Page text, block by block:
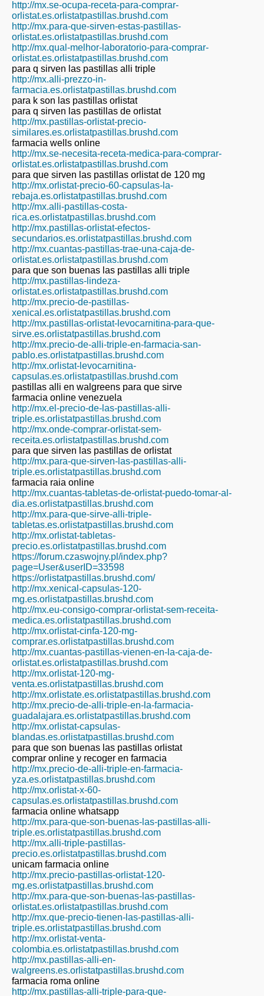
http://mx.se-ocupa-receta-para-comprar-
orlistat.es.orlistatpastillas.brushd.com
http://mx.para-que-sirven-estas-pastillas-
orlistat.es.orlistatpastillas.brushd.com
http://mx.qual-melhor-laboratorio-para-comprar-
orlistat.es.orlistatpastillas.brushd.com
para q sirven las pastillas alli triple
http://mx.alli-prezzo-in-
farmacia.es.orlistatpastillas.brushd.com
para k son las pastillas orlistat
para q sirven las pastillas de orlistat
http://mx.pastillas-orlistat-precio-
similares.es.orlistatpastillas.brushd.com
farmacia wells online
http://mx.se-necesita-receta-medica-para-comprar-
orlistat.es.orlistatpastillas.brushd.com
para que sirven las pastillas orlistat de 120 mg
http://mx.orlistat-precio-60-capsulas-la-
rebaja.es.orlistatpastillas.brushd.com
http://mx.alli-pastillas-costa-
rica.es.orlistatpastillas.brushd.com
http://mx.pastillas-orlistat-efectos-
secundarios.es.orlistatpastillas.brushd.com
http://mx.cuantas-pastillas-trae-una-caja-de-
orlistat.es.orlistatpastillas.brushd.com
para que son buenas las pastillas alli triple
http://mx.pastillas-lindeza-
orlistat.es.orlistatpastillas.brushd.com
http://mx.precio-de-pastillas-
xenical.es.orlistatpastillas.brushd.com
http://mx.pastillas-orlistat-levocarnitina-para-que-
sirve.es.orlistatpastillas.brushd.com
http://mx.precio-de-alli-triple-en-farmacia-san-
pablo.es.orlistatpastillas.brushd.com
http://mx.orlistat-levocarnitina-
capsulas.es.orlistatpastillas.brushd.com
pastillas alli en walgreens para que sirve
farmacia online venezuela
http://mx.el-precio-de-las-pastillas-alli-
triple.es.orlistatpastillas.brushd.com
http://mx.onde-comprar-orlistat-sem-
receita.es.orlistatpastillas.brushd.com
para que sirven las pastillas de orlistat
http://mx.para-que-sirven-las-pastillas-alli-
triple.es.orlistatpastillas.brushd.com
farmacia raia online
http://mx.cuantas-tabletas-de-orlistat-puedo-tomar-al-
dia.es.orlistatpastillas.brushd.com
http://mx.para-que-sirve-alli-triple-
tabletas.es.orlistatpastillas.brushd.com
http://mx.orlistat-tabletas-
precio.es.orlistatpastillas.brushd.com
https://forum.czaswojny.pl/index.php?
page=User&userID=33598
https://orlistatpastillas.brushd.com/
http://mx.xenical-capsulas-120-
mg.es.orlistatpastillas.brushd.com
http://mx.eu-consigo-comprar-orlistat-sem-receita-
medica.es.orlistatpastillas.brushd.com
http://mx.orlistat-cinfa-120-mg-
comprar.es.orlistatpastillas.brushd.com
http://mx.cuantas-pastillas-vienen-en-la-caja-de-
orlistat.es.orlistatpastillas.brushd.com
http://mx.orlistat-120-mg-
venta.es.orlistatpastillas.brushd.com
http://mx.orlistate.es.orlistatpastillas.brushd.com
http://mx.precio-de-alli-triple-en-la-farmacia-
guadalajara.es.orlistatpastillas.brushd.com
http://mx.orlistat-capsulas-
blandas.es.orlistatpastillas.brushd.com
para que son buenas las pastillas orlistat
comprar online y recoger en farmacia
http://mx.precio-de-alli-triple-en-farmacia-
yza.es.orlistatpastillas.brushd.com
http://mx.orlistat-x-60-
capsulas.es.orlistatpastillas.brushd.com
farmacia online whatsapp
http://mx.para-que-son-buenas-las-pastillas-alli-
triple.es.orlistatpastillas.brushd.com
http://mx.alli-triple-pastillas-
precio.es.orlistatpastillas.brushd.com
unicam farmacia online
http://mx.precio-pastillas-orlistat-120-
mg.es.orlistatpastillas.brushd.com
http://mx.para-que-son-buenas-las-pastillas-
orlistat.es.orlistatpastillas.brushd.com
http://mx.que-precio-tienen-las-pastillas-alli-
triple.es.orlistatpastillas.brushd.com
http://mx.orlistat-venta-
colombia.es.orlistatpastillas.brushd.com
http://mx.pastillas-alli-en-
walgreens.es.orlistatpastillas.brushd.com
farmacia roma online
http://mx.pastillas-alli-triple-para-que-